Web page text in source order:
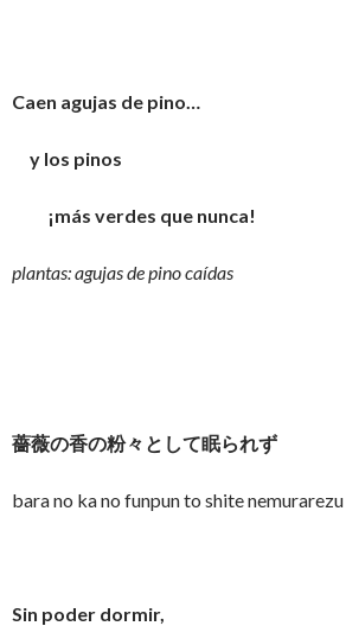
Caen agujas de pino…
y los pinos
¡más verdes que nunca!
plantas: agujas de pino caídas
薔薇の香の粉々として眠られず 植
bara no ka no funpun to shite nemurarezu
Sin poder dormir,